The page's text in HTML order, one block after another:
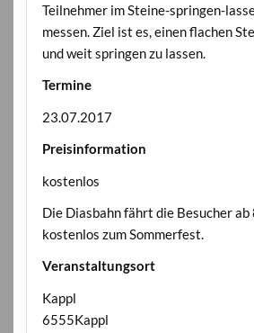
Teilnehmer im Steine-springen-
messen. Ziel ist es, einen flachen
und weit springen zu lassen.
Termine
23.07.2017
Preisinformation
kostenlos
Die Diasbahn fährt die Besucher ab
kostenlos zum Sommerfest.
Veranstaltungsort
Kappl
6555Kappl